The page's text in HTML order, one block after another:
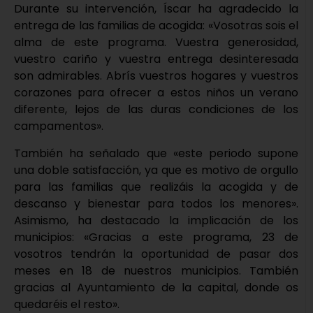
Durante su intervención, Íscar ha agradecido la
entrega de las familias de acogida: «Vosotras sois el
alma de este programa. Vuestra generosidad,
vuestro cariño y vuestra entrega desinteresada
son admirables. Abrís vuestros hogares y vuestros
corazones para ofrecer a estos niños un verano
diferente, lejos de las duras condiciones de los
campamentos».
También ha señalado que «este periodo supone
una doble satisfacción, ya que es motivo de orgullo
para las familias que realizáis la acogida y de
descanso y bienestar para todos los menores».
Asimismo, ha destacado la implicación de los
municipios: «Gracias a este programa, 23 de
vosotros tendrán la oportunidad de pasar dos
meses en 18 de nuestros municipios. También
gracias al Ayuntamiento de la capital, donde os
quedaréis el resto».